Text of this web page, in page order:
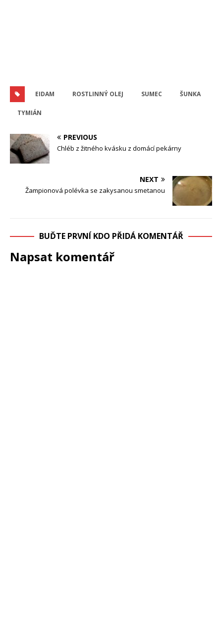
EIDAM ROSTLINNÝ OLEJ SUMEC ŠUNKA
TYMIÁN
PREVIOUS
Chléb z žitného kvásku z domácí pekárny
NEXT
Žampionová polévka se zakysanou smetanou
BUĎTE PRVNÍ KDO PŘIDÁ KOMENTÁŘ
Napsat komentář